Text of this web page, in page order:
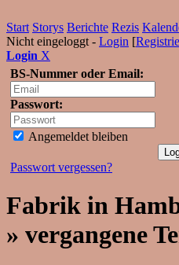
Start Storys Berichte Rezis
Nicht eingeloggt - Login [
Login X
BS-Nummer oder Email:
Passwort:
Angemeldet bleiben
Passwort vergessen?
Fabrik in
» vergangene